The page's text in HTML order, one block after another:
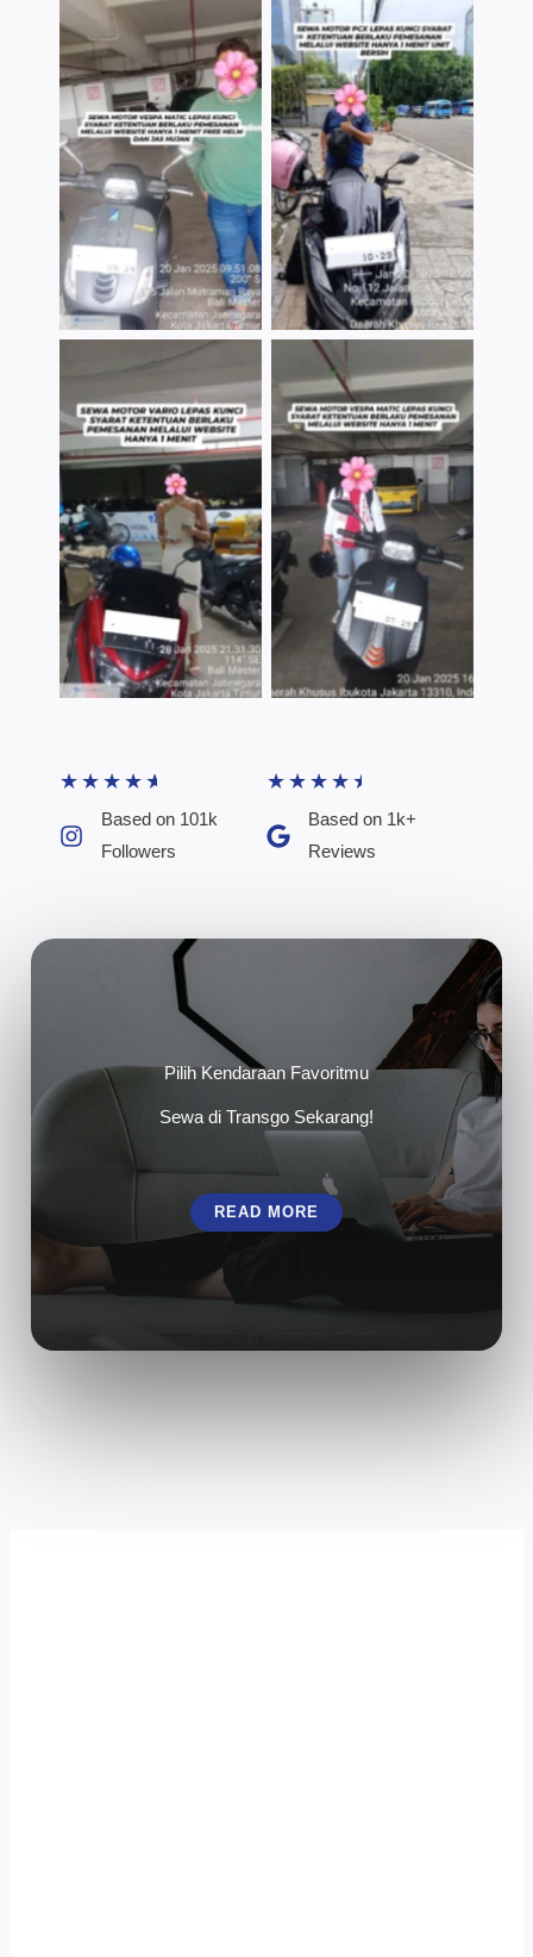
TNo Caption TNo Caption
TNo Caption TNo Caption
★ ★ ★ ★ ★
Based on 101k
Followers​
★ ★ ★ ★ ★
Based on 1k+
Reviews​
Pilih Kendaraan Favoritmu
Sewa di Transgo Sekarang!
READ MORE